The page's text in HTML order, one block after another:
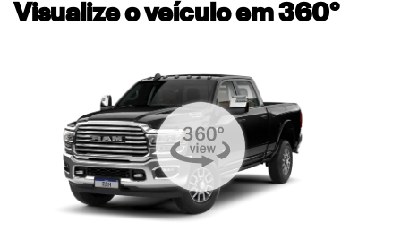
Visualize o veículo em 360°